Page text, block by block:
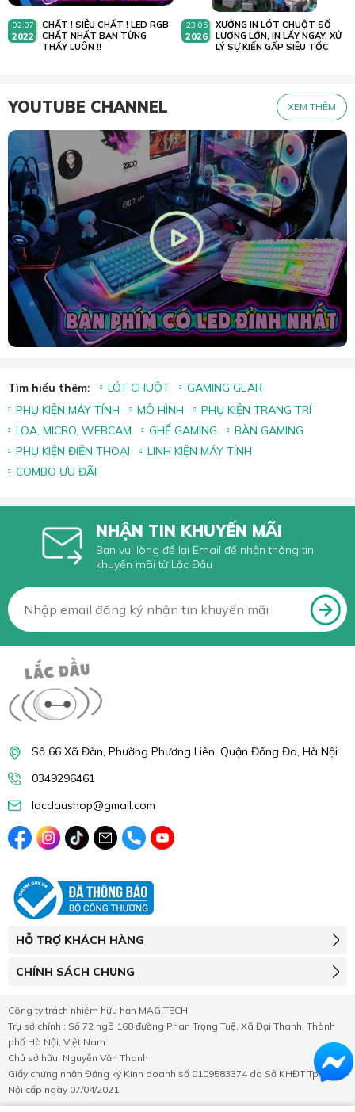
02.07
2022
CHẤT ! SIÊU CHẤT ! LED RGB
CHẤT NHẤT BẠN TỪNG
THẤY LUÔN !!
23.05
2026
XƯỞNG IN LÓT CHUỘT SỐ
LƯỢNG LỚN, IN LẤY NGAY, XỬ
LÝ SỰ KIẾN GẤP SIÊU TỐC
YOUTUBE CHANNEL XEM THÊM
Tìm hiểu thêm: LÓT CHUỘT
GAMING GEAR
PHỤ KIỆN MÁY TÍNH
MÔ HÌNH
PHỤ KIỆN TRANG TRÍ
LOA, MICRO, WEBCAM
GHẾ GAMING
BÀN GAMING
PHỤ KIỆN ĐIỆN THOẠI
LINH KIỆN MÁY TÍNH
COMBO ƯU ĐÃI
NHẬN TIN KHUYẾN MÃI
Bạn vui lòng để lại Email để nhận thông tin
khuyến mãi từ Lắc Đầu
Số 66 Xã Đàn, Phường Phương Liên, Quận Đống Đa, Hà Nội
0349296461
lacdaushop@gmail.com
HỖ TRỢ KHÁCH HÀNG
CHÍNH SÁCH CHUNG
Công ty trách nhiệm hữu hạn MAGITECH
Trụ sở chính : Số 72 ngõ 168 đường Phan Trọng Tuệ, Xã Đại Thanh, Thành
phố Hà Nội, Việt Nam
Chủ sở hữu: Nguyễn Văn Thanh
Giấy chứng nhận Đăng ký Kinh doanh số 0109583374 do Sở KHĐT Tp.Hà
Nội cấp ngày 07/04/2021